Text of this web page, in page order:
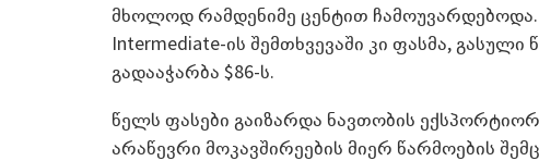
მხოლოდ რამდენიმე ცენტით
Intermediate-ის შემთხვევაში კი ფასმა,
გადააჭარბა $86-ს.
წელს ფასები გაიზარდა ნავთობის
არაწევრი მოკავშირეების მიერ წარმოების